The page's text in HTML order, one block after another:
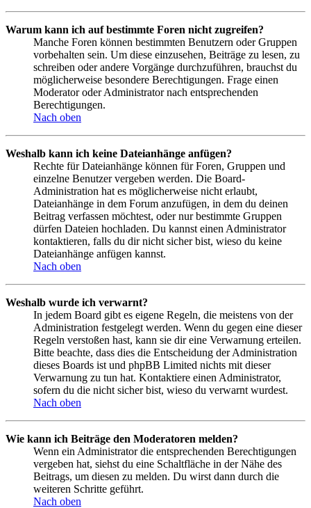
Warum kann ich auf bestimmte Foren nicht zugreifen?
Manche Foren können bestimmten Benutzern oder Gruppen
vorbehalten sein. Um diese einzusehen, Beiträge zu lesen, zu
schreiben oder andere Vorgänge durchzuführen, brauchst du
möglicherweise besondere Berechtigungen. Frage einen
Moderator oder Administrator nach entsprechenden
Berechtigungen.
Nach oben
Weshalb kann ich keine Dateianhänge anfügen?
Rechte für Dateianhänge können für Foren, Gruppen und
einzelne Benutzer vergeben werden. Die Board-
Administration hat es möglicherweise nicht erlaubt,
Dateianhänge in dem Forum anzufügen, in dem du deinen
Beitrag verfassen möchtest, oder nur bestimmte Gruppen
dürfen Dateien hochladen. Du kannst einen Administrator
kontaktieren, falls du dir nicht sicher bist, wieso du keine
Dateianhänge anfügen kannst.
Nach oben
Weshalb wurde ich verwarnt?
In jedem Board gibt es eigene Regeln, die meistens von der
Administration festgelegt werden. Wenn du gegen eine dieser
Regeln verstoßen hast, kann sie dir eine Verwarnung erteilen.
Bitte beachte, dass dies die Entscheidung der Administration
dieses Boards ist und phpBB Limited nichts mit dieser
Verwarnung zu tun hat. Kontaktiere einen Administrator,
sofern du die nicht sicher bist, wieso du verwarnt wurdest.
Nach oben
Wie kann ich Beiträge den Moderatoren melden?
Wenn ein Administrator die entsprechenden Berechtigungen
vergeben hat, siehst du eine Schaltfläche in der Nähe des
Beitrags, um diesen zu melden. Du wirst dann durch die
weiteren Schritte geführt.
Nach oben